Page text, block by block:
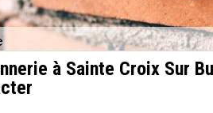
à Sainte Croix Sur